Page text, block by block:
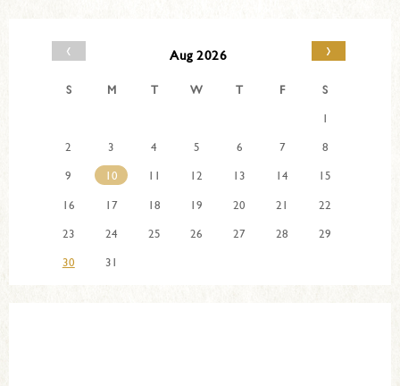
‹ Aug 2026 ›
S M T W T F
S
1
2
3 4 5 6 7
8
9
10 11 12 13 14
15
16
17 18 19 20 21
22
23
24 25 26 27 28
29
30
31